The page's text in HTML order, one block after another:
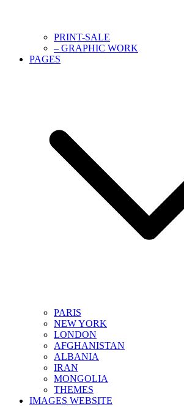
PRINT-SALE
– GRAPHIC WORK
PAGES
PARIS
NEW YORK
LONDON
AFGHANISTAN
ALBANIA
IRAN
MONGOLIA
THEMES
IMAGES WEBSITE